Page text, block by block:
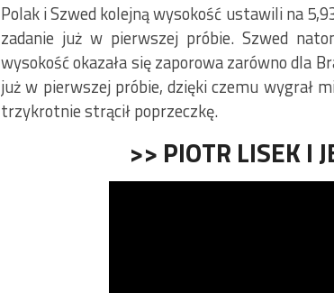
Polak i Szwed kolejną wysokość ustawili na
zadanie już w pierwszej próbie. Szwed
wysokość okazała się zaporowa zarówno dla
już w pierwszej próbie, dzięki czemu wygrał
trzykrotnie strącił poprzeczkę.
>> PIOTR LISEK I